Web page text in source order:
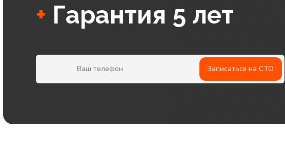
+ Гарантия 5 лет
Записаться на СТО